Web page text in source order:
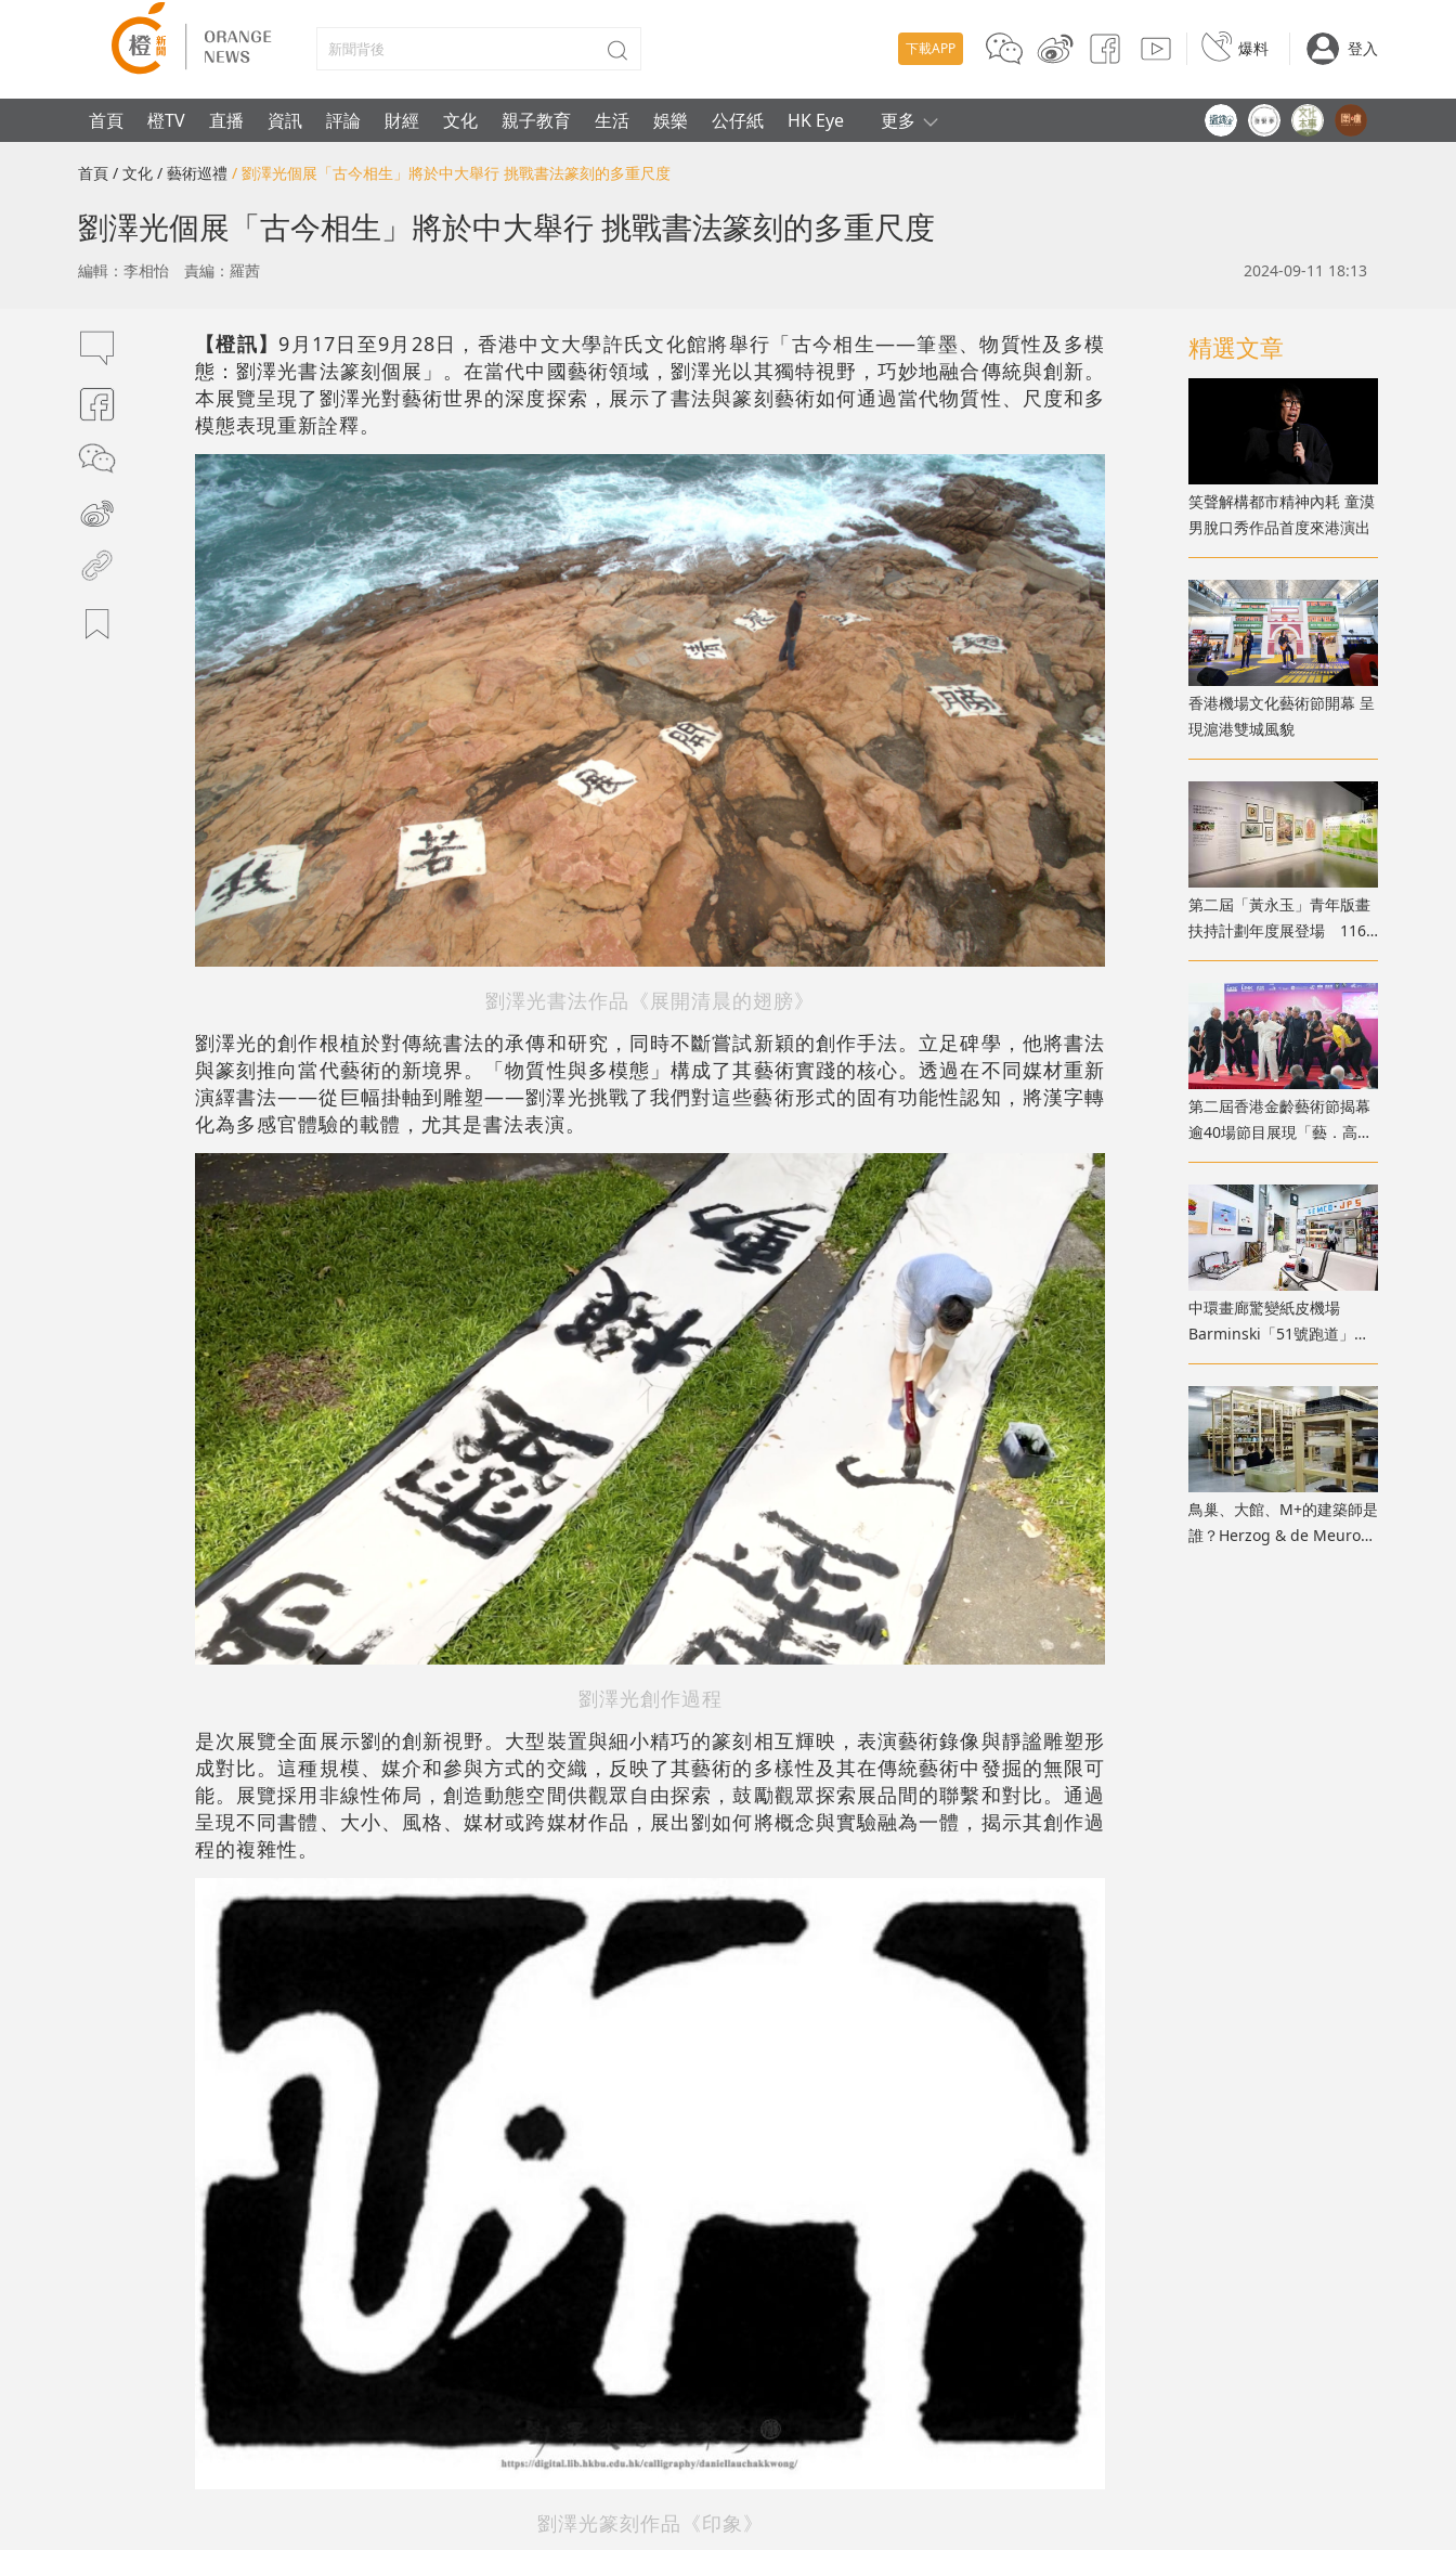
下載APP 爆料 登入
首頁 橙TV 直播 資訊 評論 財經 文化 親子教育 生活 娛樂 公仔紙 HK Eye 更多
首頁 / 文化 / 藝術巡禮 / 劉澤光個展「古今相生」將於中大舉行 挑戰書法篆刻的多重尺度
劉澤光個展「古今相生」將於中大舉行 挑戰書法篆刻的多重尺度
編輯：李相怡 責編：羅茜 2024-09-11 18:13
【橙訊】 9月17日至9月28日，香港中文大學許氏文化館將舉行「古今相生——筆墨、物質性及多模
態：劉澤光書法篆刻個展」。在當代中國藝術領域，劉澤光以其獨特視野，巧妙地融合傳統與創新。
本展覽呈現了劉澤光對藝術世界的深度探索，展示了書法與篆刻藝術如何通過當代物質性、尺度和多
模態表現重新詮釋。
劉澤光書法作品《展開清晨的翅膀》
劉澤光的創作根植於對傳統書法的承傳和研究，同時不斷嘗試新穎的創作手法。立足碑學，他將書法
與篆刻推向當代藝術的新境界。「物質性與多模態」構成了其藝術實踐的核心。透過在不同媒材重新
演繹書法——從巨幅掛軸到雕塑——劉澤光挑戰了我們對這些藝術形式的固有功能性認知，將漢字轉
化為多感官體驗的載體，尤其是書法表演。
劉澤光創作過程
是次展覽全面展示劉的創新視野。大型裝置與細小精巧的篆刻相互輝映，表演藝術錄像與靜謐雕塑形
成對比。這種規模、媒介和參與方式的交織，反映了其藝術的多樣性及其在傳統藝術中發掘的無限可
能。展覽採用非線性佈局，創造動態空間供觀眾自由探索，鼓勵觀眾探索展品間的聯繫和對比。通過
呈現不同書體、大小、風格、媒材或跨媒材作品，展出劉如何將概念與實驗融為一體，揭示其創作過
程的複雜性。
劉澤光篆刻作品《印象》
精選文章
笑聲解構都市精神內耗 童漠
男脫口秀作品首度來港演出
香港機場文化藝術節開幕 呈
現滬港雙城風貌
第二屆「黃永玉」青年版畫
扶持計劃年度展登場 116
位青年創作者共展版畫新貌
第二屆香港金齡藝術節揭幕
逾40場節目展現「藝．高齡
膽大」生命力
中環畫廊驚變紙皮機場
Barminski「51號跑道」用
紙箱建造星際航廈
鳥巢、大館、M+的建築師是
誰？Herzog & de Meuron